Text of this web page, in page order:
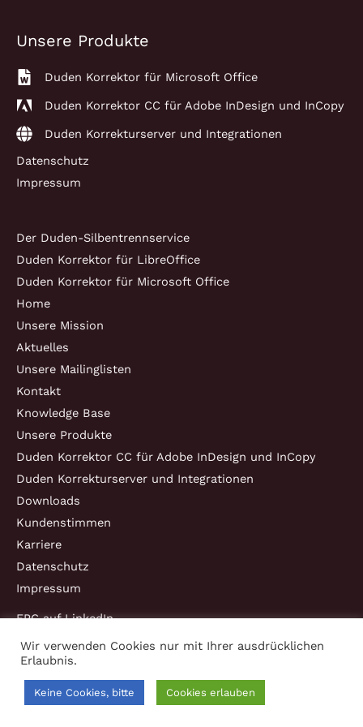
Unsere Produkte
Duden Korrektor für Microsoft Office
Duden Korrektor CC für Adobe InDesign und InCopy
Duden Korrekturserver und Integrationen
Datenschutz
Impressum
Der Duden-Silbentrennservice
Duden Korrektor für LibreOffice
Duden Korrektor für Microsoft Office
Home
Unsere Mission
Aktuelles
Unsere Mailinglisten
Kontakt
Knowledge Base
Unsere Produkte
Duden Korrektor CC für Adobe InDesign und InCopy
Duden Korrekturserver und Integrationen
Downloads
Kundenstimmen
Karriere
Datenschutz
Impressum
EPC auf LinkedIn
Wir verwenden Cookies nur mit Ihrer ausdrücklichen
Erlaubnis.
Keine Cookies, bitte Cookies erlauben